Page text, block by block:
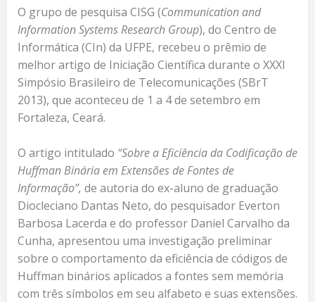
O grupo de pesquisa CISG (Communication and
Information Systems Research Group), do Centro de
Informática (CIn) da UFPE, recebeu o prêmio de
melhor artigo de Iniciação Científica durante o XXXI
Simpósio Brasileiro de Telecomunicações (SBrT
2013), que aconteceu de 1 a 4 de setembro em
Fortaleza, Ceará.
O artigo intitulado “Sobre a Eficiência da Codificação de
Huffman Binária em Extensões de Fontes de
Informação”, de autoria do ex-aluno de graduação
Diocleciano Dantas Neto, do pesquisador Everton
Barbosa Lacerda e do professor Daniel Carvalho da
Cunha, apresentou uma investigação preliminar
sobre o comportamento da eficiência de códigos de
Huffman binários aplicados a fontes sem memória
com três símbolos em seu alfabeto e suas extensões.